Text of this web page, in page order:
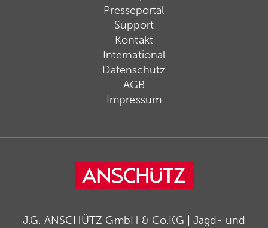
Presseportal
Support
Kontakt
International
Datenschutz
AGB
Impressum
J.G. ANSCHÜTZ GmbH & Co.KG | Jagd- und